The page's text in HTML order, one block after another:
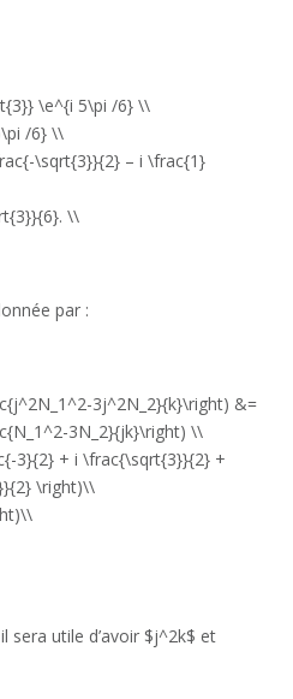
\e^{i 5\pi /6} \\
/6} \\
\sqrt{3}}{2} – i \frac{1}
\\
par :
3j^2N_2}{k}\right) &=
3N_2}{jk}\right) \\
3}{2} + i \frac{\sqrt{3}}{2} +
\right)\\
sera utile d’avoir $j^2k$ et